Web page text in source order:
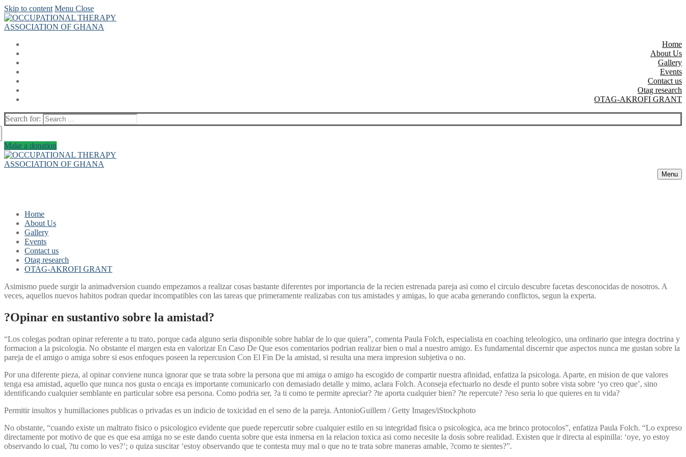
Skip to content Menu Close
Home
About Us
Gallery
Events
Contact us
Otag research
OTAG-AKROFI GRANT
Search for:
Make a donation
Menu
Home
About Us
Gallery
Events
Contact us
Otag research
OTAG-AKROFI GRANT
Asimismo puede surgir la animadversion cuando empezamos a realizar cosas bastante diferentes por importancia de la recien estrenada pareja asi­ como el circulo descubre facetas desconocidas de nosotros. A
veces, aquellos nuevos habitos podran quedar incompatibles con las tareas que primeramente realizabas con tus amistades y amigas, lo que acaba generando conflictos, segun la experta.
?Opinar en sustantivo sobre la amistad?
“Los colegas podran opinar referente a tu trato, porque cada alguno seri­a disponible sobre hablar de lo que quiera”, comenta Paula Folch, especialista en coaching teleologico, una ordinario que integra doctrina y
formacion a la psicologia. No obstante el margen esta en valorizar En Caso De Que esos comentarios podri­an realizar bien o mal a nuestro amigo. Es fundamental discernir que aspectos nunca me gustan sobre la
pareja de el amigo o amiga sobre si esos enfoques poseen la repercusion Con El Fin De la amistad, si resulta una mera impresion subjetiva o no.
Por una diferente pieza, al opinar conviene nunca ignorar que se trata sobre la persona que mi amiga o amigo ha escogido de compartir nuestra afinidad, enfatiza la psicologa. Aparte, en mision de que valores
tenga esa amistad, aquello que nunca nos gusta o encaja es importante comunicarlo con demasiado detalle y mimo, aclara Folch. Aconseja efectuarlo no desde el punto sobre vista sobre ‘yo creo que’, sino
identificando cualquier semblante en particular sobre esa persona. Como podri­a ser, ?a ti como te permite apreciar? ?te aporta cualquier bien? ?te repercute? ?eso seri­a lo que quieres en tu vida?
Permitir insultos y humillaciones publicas o privadas es un indicio de toxicidad en el seno de la pareja. AntonioGuillem / Getty Images/iStockphoto
No obstante, “cuando existe un maltrato fisico o psicologico evidente que puede repercutir sobre cualquier estilo en su integridad fisica o psicologica, aca me brinco protocolos”, enfatiza Paula Folch. “Lo expreso
directamente por motivo de que es que esa amiga no se este dando cuenta sobre que esta inmersa en la relacion toxica asi­ como necesite la dosis sobre realidad. Existen que ir directa al espinilla: ‘oye, yo estoy
observando lo cual, ?tu como lo ves?’; o quiza suscitar ‘estoy observando que te contesta muy mal o que no te trata sobre maneras amable, ?como te sientes?”.